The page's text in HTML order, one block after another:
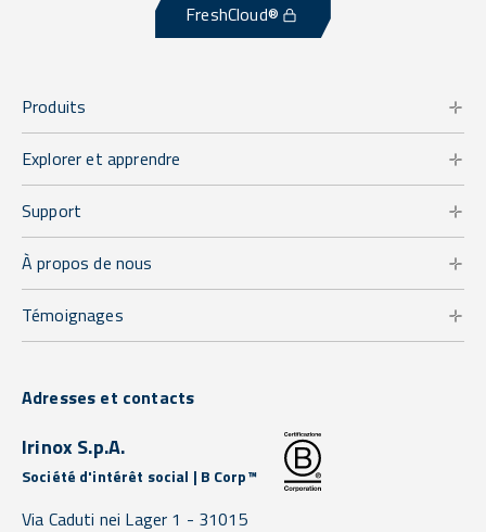
FreshCloud®
Produits
Explorer et apprendre
Support
À propos de nous
Témoignages
Adresses et contacts
Irinox S.p.A.
Société d'intérêt social | B Corp™
Via Caduti nei Lager 1 - 31015